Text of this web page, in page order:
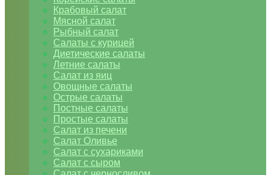
Крабовый салат
Мясной салат
Рыбный салат
Салаты с курицей
Диетические салаты
Летние салаты
Салат из яиц
Овощные салаты
Острые салаты
Постные салаты
Простые салаты
Салат из печени
Салат Оливье
Салат с сухариками
Салат с сыром